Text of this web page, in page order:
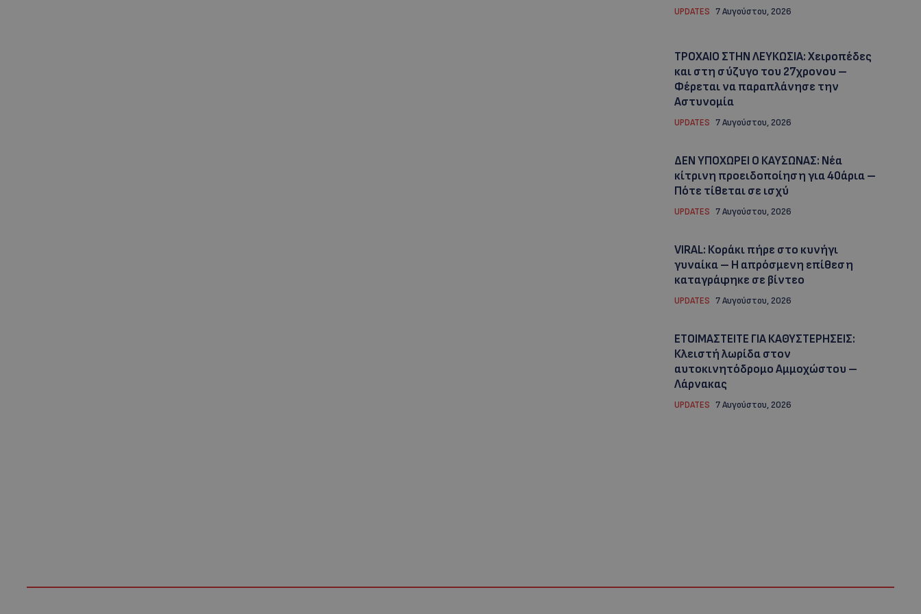
UPDATES 7 Αυγούστου, 2026
ΤΡΟΧΑΙΟ ΣΤΗΝ ΛΕΥΚΩΣΙΑ: Χειροπέδες
και στη σύζυγο του 27χρονου –
Φέρεται να παραπλάνησε την
Αστυνομία
UPDATES 7 Αυγούστου, 2026
ΔΕΝ ΥΠΟΧΩΡΕΙ Ο ΚΑΥΣΩΝΑΣ: Νέα
κίτρινη προειδοποίηση για 40άρια –
Πότε τίθεται σε ισχύ
UPDATES 7 Αυγούστου, 2026
VIRAL: Κοράκι πήρε στο κυνήγι
γυναίκα – Η απρόσμενη επίθεση
καταγράφηκε σε βίντεο
UPDATES 7 Αυγούστου, 2026
ΕΤΟΙΜΑΣΤΕΙΤΕ ΓΙΑ ΚΑΘΥΣΤΕΡΗΣΕΙΣ:
Κλειστή λωρίδα στον
αυτοκινητόδρομο Αμμοχώστου –
Λάρνακας
UPDATES 7 Αυγούστου, 2026